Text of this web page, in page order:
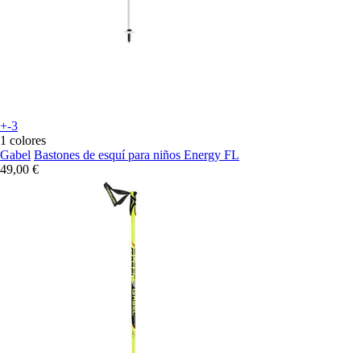
+-3
1 colores
Gabel Bastones de esquí para niños Energy FL
49,00 €